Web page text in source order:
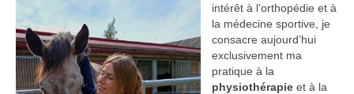
intérêt à l’orthopédie et à
la médecine sportive, je
consacre aujourd’hui
exclusivement ma
pratique à la
physiothérapie et à la